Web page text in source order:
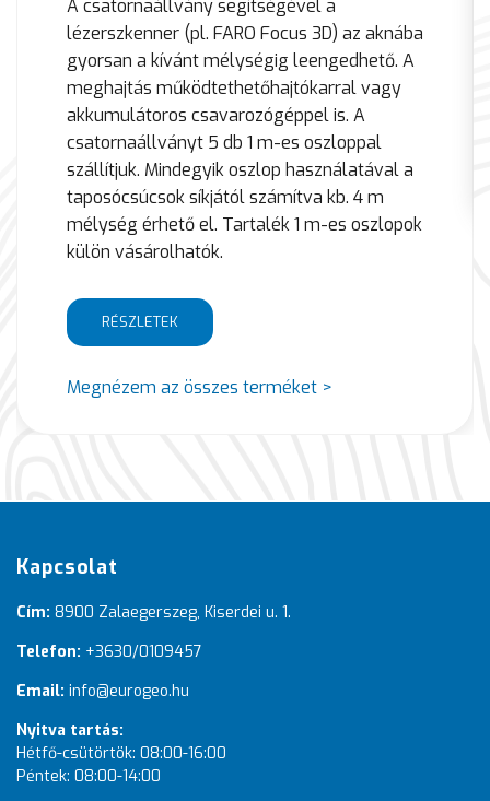
A csatornaállvány segítségével a
lézerszkenner (pl. FARO Focus 3D) az aknába
gyorsan a kívánt mélységig leengedhető. A
meghajtás működtethetőhajtókarral vagy
akkumulátoros csavarozógéppel is. A
csatornaállványt 5 db 1 m-es oszloppal
szállítjuk. Mindegyik oszlop használatával a
taposócsúcsok síkjától számítva kb. 4 m
mélység érhető el. Tartalék 1 m-es oszlopok
külön vásárolhatók.
RÉSZLETEK
Megnézem az összes terméket >
Kapcsolat
Cím: 8900 Zalaegerszeg, Kiserdei u. 1.
Telefon: +3630/0109457
Email: info@eurogeo.hu
Nyitva tartás:
Hétfő-csütörtök: 08:00-16:00
Péntek: 08:00-14:00